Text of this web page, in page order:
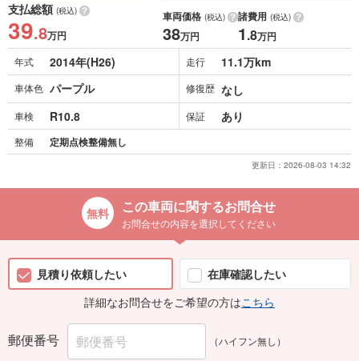
支払総額 (税込)
39.8万円
車両価格 (税込)
38万円
諸費用 (税込)
1.8万円
年式 2014年(H26) 走行 11.1万km
車体色 パープル 修復歴 なし
車検 R10.8 保証 あり
整備 定期点検整備無し
更新日： 2026-08-03 14:32
この車両に関するお問合せ
お問合せの内容を選択してください
見積り依頼したい
在庫確認したい
詳細なお問合せをご希望の方はこちら
郵便番号 （ハイフン無し）